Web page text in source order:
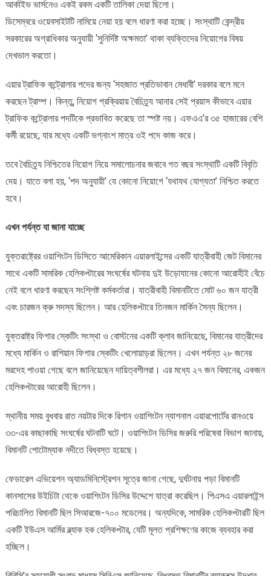
আর্কাইভ ভার্সনেও একই রকম একটি তালিকা দেয়া ছিলো।
ডিসেম্বরে ওয়েবসাইটটি নামিয়ে নেয়া হয় বলে ধারণা করা হচ্ছে। সংস্থাটি কেন্দ্রীয়
সরকারের অগ্রাধিকার অনুযায়ী ‘সুনির্দিষ্ট অক্ষমতা’ থাকা ব্যক্তিদের নিয়োগের বিষয়
দেখভাল করতো।
এয়ার ট্রাফিক কন্ট্রোলার পদের জন্য ‘সহজাত প্রতিভাবান মেধাবী’ দরকার বলে মনে
করছেন ট্রাম্প। কিন্তু, নিয়োগ প্রক্রিয়ায় বৈচিত্র্য আনার সেই প্রয়াস কীভাবে এয়ার
ট্রাফিক কন্ট্রোলার পদটিকে প্রভাবিত করেছে তা স্পষ্ট নয়। এফএএ’র ৩৫ হাজারের বেশি
কর্মী রয়েছে, যার মধ্যে একটি ভগ্নাংশ মাত্র ওই পদে কাজ করে।
তবে বৈচিত্র্য নিশ্চিতের নিয়োগ নিয়ে সমালোচনার জবাবে গত বছর সংস্থাটি একটি বিবৃতি
দেয়। যাতে বলা হয়, ‘পদ অনুযায়ী’ যে কোনো নিয়োগে ‘যথাযথ যোগ্যতা’ নিশ্চিত করতে
হবে।
এখন পর্যন্ত যা জানা যাচ্ছে
যুক্তরাষ্ট্রের ওয়াশিংটন ডিসিতে আমেরিকান এয়ারলাইন্সের একটি যাত্রীবাহী জেট বিমানের
সাথে একটি সামরিক হেলিকপ্টারের সংঘর্ষের ঘটনায় দুই উড়োযানের কোনো আরোহীই বেঁচে
নেই বলে ধারণা করছেন সংশ্লিষ্ট কর্মকর্তারা। যাত্রীবাহী বিমানটিতে মোট ৬০ জন যাত্রী
এবং চারজন ক্রু সদস্য ছিলেন। আর হেলিকপ্টারে তিনজন মার্কিন সৈন্য ছিলেন।
যুক্তরাষ্ট্র ফিগার স্কেটিং সংস্থা ও বোস্টনের একটি ক্লাব জানিয়েছে, বিমানের যাত্রীদের
মধ্যে মার্কিন ও রাশিয়ান ফিগার স্কেটিং খেলোয়াড়রা ছিলেন। এখন পর্যন্ত ২৮ জনের
মরদেহ পাওয়া গেছে বলে জানিয়েছেন দায়িত্বশীলরা। এর মধ্যে ২৭ জন বিমানের, একজন
হেলিকপ্টারের আরোহী ছিলেন।
স্থানীয় সময় বুধবার রাত নয়টার দিকে রিগান ওয়াশিংটন ন্যাশনাল এয়ারপোর্টের রানওয়ে
৩৩-এর কাছাকাছি সংঘর্ষের ঘটনাটি ঘটে। ওয়াশিংটন ডিসির জরুরি পরিষেবা বিভাগ জানায়,
বিমানটি পোটোম্যাক নদীতে বিধ্বস্ত হয়েছে।
ফেডারেল এভিয়েশন অ্যাডমিনিস্ট্রেশন সূত্রে জানা গেছে, দুর্ঘটনায় পড়া বিমানটি
কানসাসের উইচিটা থেকে ওয়াশিংটন ডিসির উদ্দেশে যাত্রা করেছিল। পিএসএ এয়ারলাইন্স
পরিচালিত বিমানটি ছিল সিআরজে-৭০০ মডেলের। অন্যদিকে, সামরিক হেলিকপ্টারটি ছিল
একটি ইউএস আর্মির ব্ল্যাক হক হেলিকপ্টার, যেটি মূলত প্রশিক্ষণের কাজে ব্যবহার করা
হচ্ছিল।